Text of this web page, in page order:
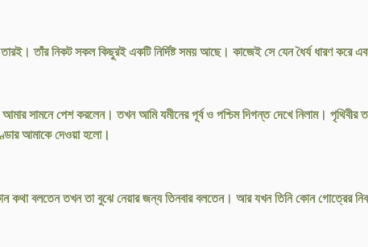
তাঁর নিকট সকল কিছুরই একটি নির্দিষ্ট সময় আছে। কাজেই সে যেন ধৈর্য ধারণ করে
সামনে পেশ করলেন। তখন আমি যমীনের পূর্ব ও পশ্চিম দিগন্ত দেখে নিলাম।
আমাকে দেওয়া হলো।
কথা বলতেন তখন তা বুঝে নেয়ার জন্য তিনবার বলতেন। আর যখন তিনি কোন গোত্রের